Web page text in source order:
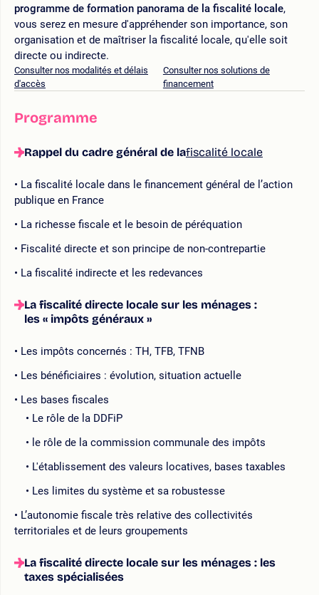
programme de formation panorama de la fiscalité locale,
vous serez en mesure d'appréhender son importance, son
organisation et de maîtriser la fiscalité locale, qu'elle soit
directe ou indirecte.
Consulter nos modalités et délais
d'accès
Consulter nos solutions de
financement
Programme
Rappel du cadre général de lafiscalité locale
La fiscalité locale dans le financement général de l’action
publique en France
La richesse fiscale et le besoin de péréquation
Fiscalité directe et son principe de non-contrepartie
La fiscalité indirecte et les redevances
La fiscalité directe locale sur les ménages :
les « impôts généraux »
Les impôts concernés : TH, TFB, TFNB
Les bénéficiaires : évolution, situation actuelle
Les bases fiscales
Le rôle de la DDFiP
le rôle de la commission communale des impôts
L'établissement des valeurs locatives, bases taxables
Les limites du système et sa robustesse
L’autonomie fiscale très relative des collectivités
territoriales et de leurs groupements
La fiscalité directe locale sur les ménages : les
taxes spécialisées